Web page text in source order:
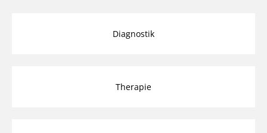
Diagnostik
Therapie